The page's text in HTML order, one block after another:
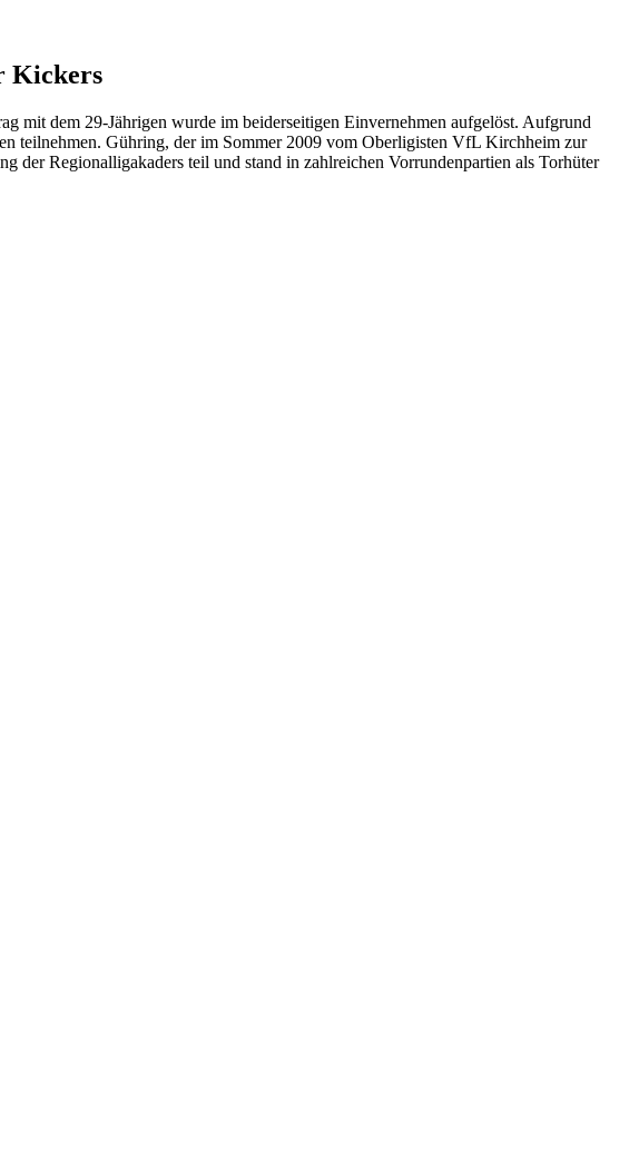
Kickers
mit dem 29-Jährigen wurde im beiderseitigen Einvernehmen aufgelöst. Aufgrund
teilnehmen. Gühring, der im Sommer 2009 vom Oberligisten VfL Kirchheim zur
der Regionalligakaders teil und stand in zahlreichen Vorrundenpartien als Torhüter